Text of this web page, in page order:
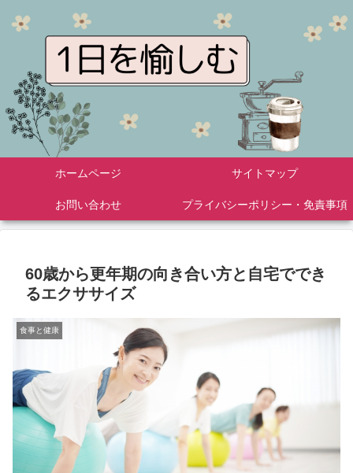
ホームページ サイトマップ
お問い合わせ プライバシーポリシー・免責事項
60歳から更年期の向き合い方と自宅ででき
るエクササイズ
食事と健康